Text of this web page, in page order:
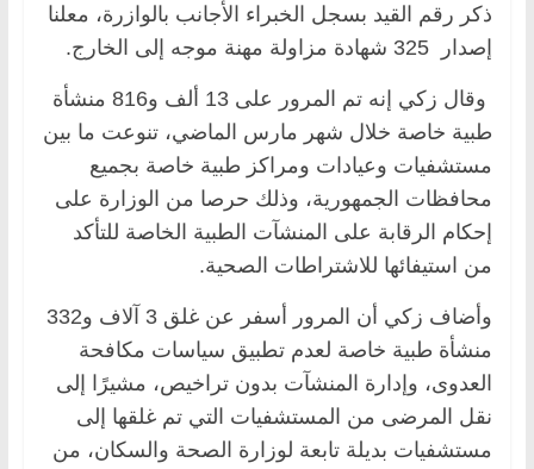
ذكر رقم القيد بسجل الخبراء الأجانب بالوازرة، معلنا
إصدار 325 شهادة مزاولة مهنة موجه إلى الخارج.
وقال زكي إنه تم المرور على 13 ألف و816 منشأة
طبية خاصة خلال شهر مارس الماضي، تنوعت ما بين
مستشفيات وعيادات ومراكز طبية خاصة بجميع
محافظات الجمهورية، وذلك حرصا من الوزارة على
إحكام الرقابة على المنشآت الطبية الخاصة للتأكد
من استيفائها للاشتراطات الصحية.
وأضاف زكي أن المرور أسفر عن غلق 3 آلاف و332
منشأة طبية خاصة لعدم تطبيق سياسات مكافحة
العدوى، وإدارة المنشآت بدون تراخيص، مشيرًا إلى
نقل المرضى من المستشفيات التي تم غلقها إلى
مستشفيات بديلة تابعة لوزارة الصحة والسكان، من